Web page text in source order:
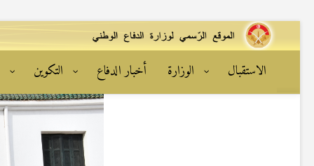
الاستقبال الوزارة أخبار الدفاع التكوين